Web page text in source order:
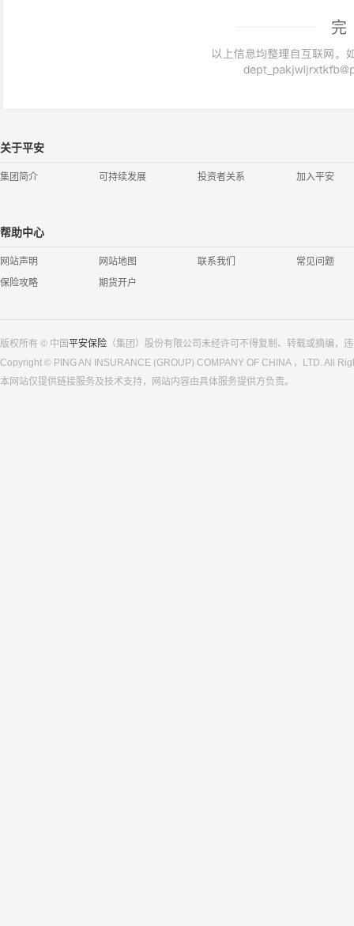
完
关于平安
集团简介 可持续发展 投资者关系 加入平安
帮助中心
网站声明 网站地图 联系我们
常见问题
保险攻略
期货开户
版权所有 © 中国平安保险 （集团）股份有限公司未经许可不得复制、转载或摘编，
Copyright © PING AN INSURANCE (GROUP) COMPANY OF CHINA ，LTD. All
本网站仅提供链接服务及技术支持，网站内容由具体服务提供方负责。